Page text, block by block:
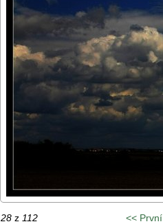
28 z 112 << První